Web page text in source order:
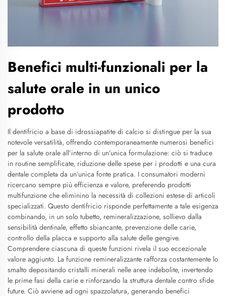
Benefici multi-funzionali per la
salute orale in un unico
prodotto
Il dentifricio a base di idrossiapatite di calcio si distingue per la sua
notevole versatilità, offrendo contemporaneamente numerosi benefici
per la salute orale all’interno di un’unica formulazione: ciò si traduce
in routine semplificate, riduzione delle spese per i prodotti e una cura
dentale completa da un’unica fonte pratica. I consumatori moderni
ricercano sempre più efficienza e valore, preferendo prodotti
multifunzione che eliminino la necessità di collezioni estese di articoli
specializzati. Questo dentifricio risponde perfettamente a tale esigenza
combinando, in un solo tubetto, remineralizzazione, sollievo dalla
sensibilità dentinale, effetto sbiancante, prevenzione delle carie,
controllo della placca e supporto alla salute delle gengive.
Comprendere ciascuna di queste funzioni rivela il suo eccezionale
valore aggiunto. La funzione remineralizzante rafforza costantemente lo
smalto depositando cristalli minerali nelle aree indebolite, invertendo
le prime fasi della carie e rinforzando la struttura dentale contro sfide
future. Ciò avviene ad ogni spazzolatura, generando benefici